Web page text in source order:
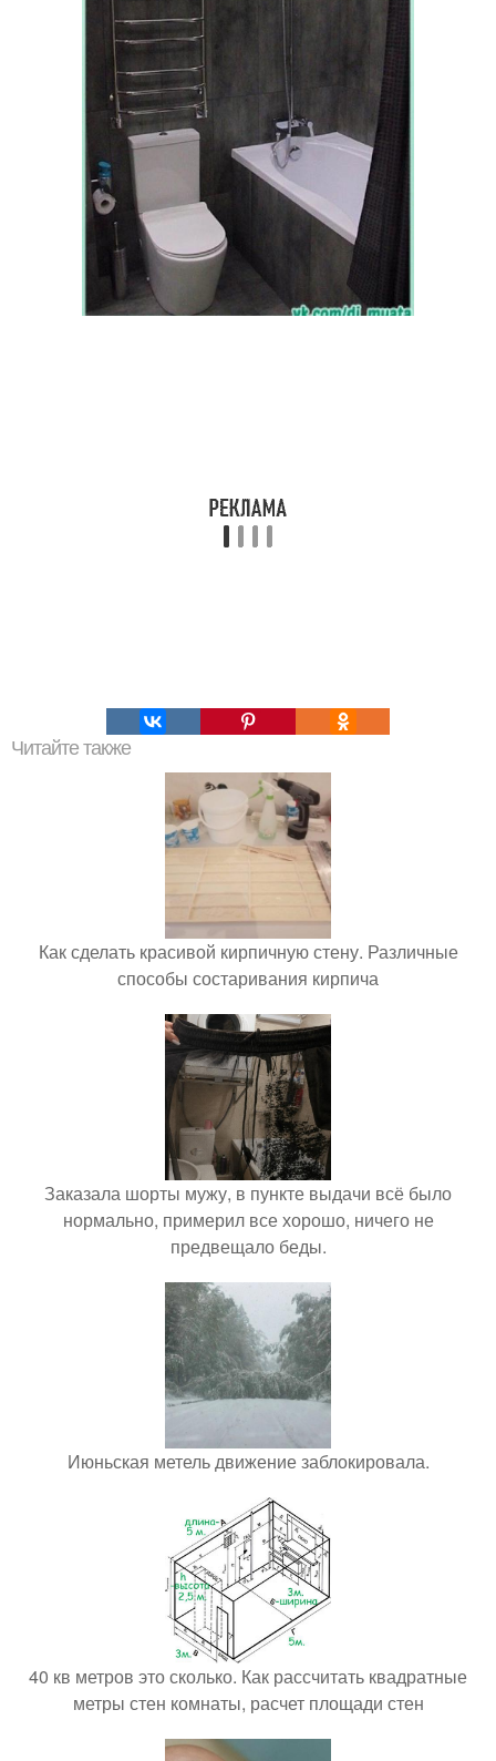
Читайте также
Как сделать красивой кирпичную стену. Различные
способы состаривания кирпича
Заказала шорты мужу, в пункте выдачи всё было
нормально, примерил все хорошо, ничего не
предвещало беды.
Июньская метель движение заблокировала.
40 кв метров это сколько. Как рассчитать квадратные
метры стен комнаты, расчет площади стен